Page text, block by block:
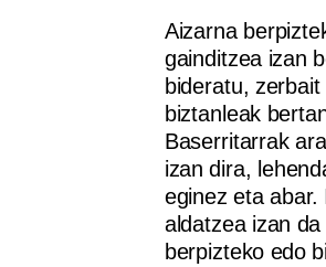
Aizarna
gainditzea izan
bideratu,
biztanleak
Baserritarrak
izan dira,
eginez eta
aldatzea izan
berpizteko edo